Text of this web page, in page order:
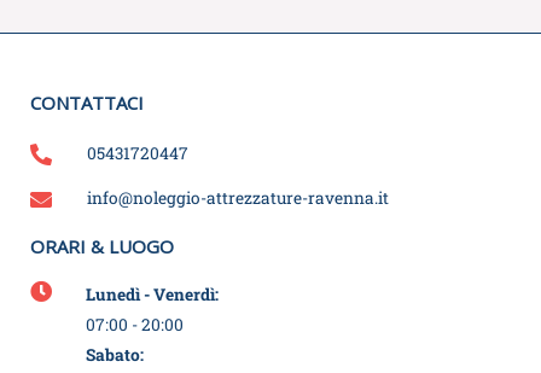
CONTATTACI
05431720447
info@noleggio-attrezzature-ravenna.it
ORARI & LUOGO
Lunedì - Venerdì:
07:00 - 20:00
Sabato: